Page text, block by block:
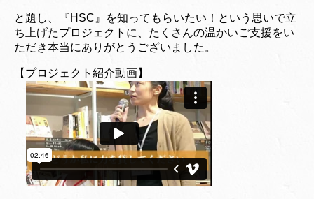
と題し、『HSC』を知ってもらいたい！という思いで立
ち上げたプロジェクトに、たくさんの温かいご支援をい
ただき本当にありがとうございました。
【プロジェクト紹介動画】